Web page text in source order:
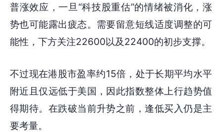
普涨效应，一旦“科技股重估”的情绪被消化，涨
势也可能露出疲态。需要留意短线适度调整的可
能性，下方关注22600以及22400的初步支撑。
不过现在港股市盈率约15倍，处于长期平均水平
附近且仅远低于美国，因此指数整体上行趋势值
得期待。在跌破当前升势之前，逢低买入仍是主
要考量。